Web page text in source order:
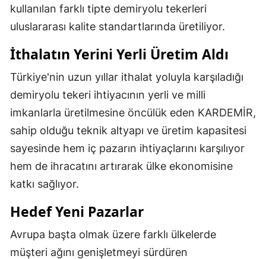
kullanılan farklı tipte demiryolu tekerleri
uluslararası kalite standartlarında üretiliyor.
İthalatın Yerini Yerli Üretim Aldı
Türkiye'nin uzun yıllar ithalat yoluyla karşıladığı
demiryolu tekeri ihtiyacının yerli ve milli
imkanlarla üretilmesine öncülük eden KARDEMİR,
sahip olduğu teknik altyapı ve üretim kapasitesi
sayesinde hem iç pazarın ihtiyaçlarını karşılıyor
hem de ihracatını artırarak ülke ekonomisine
katkı sağlıyor.
Hedef Yeni Pazarlar
Avrupa başta olmak üzere farklı ülkelerde
müşteri ağını genişletmeyi sürdüren